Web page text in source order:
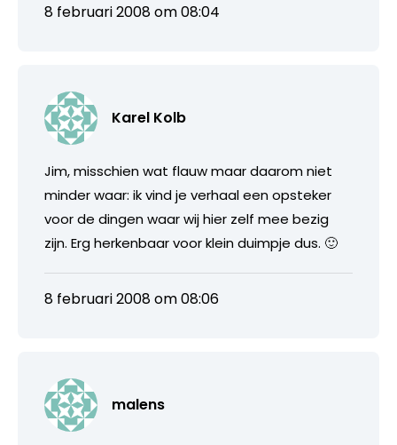
8 februari 2008 om 08:04
Karel Kolb
Jim, misschien wat flauw maar daarom niet
minder waar: ik vind je verhaal een opsteker
voor de dingen waar wij hier zelf mee bezig
zijn. Erg herkenbaar voor klein duimpje dus. 🙂
8 februari 2008 om 08:06
malens